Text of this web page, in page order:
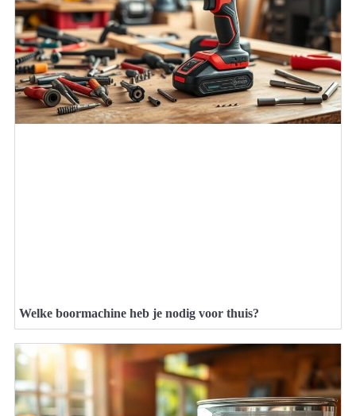
Welke boormachine heb je nodig voor thuis?